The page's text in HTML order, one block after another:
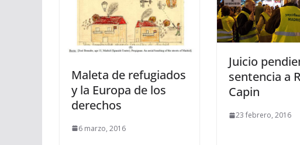
Maleta de refugiados
y la Europa de los
derechos
6 marzo, 2016
Juicio
sentencia a
Capin
23 febrero, 2016